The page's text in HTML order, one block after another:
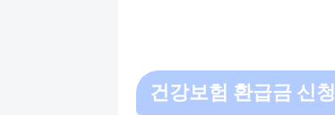
건강보험 환급금 신청